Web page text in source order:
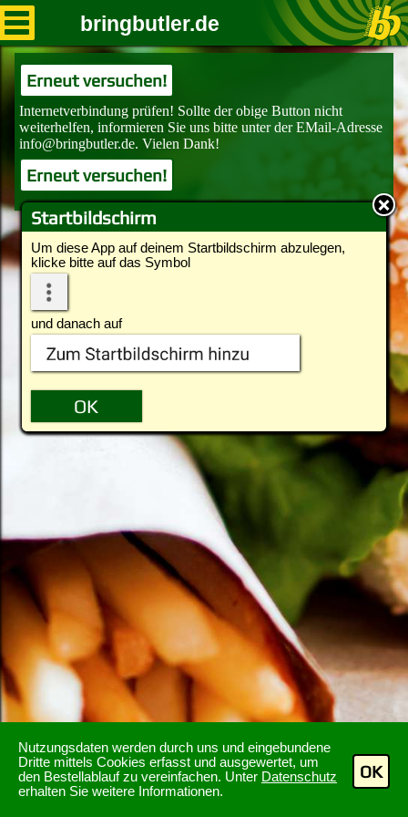
Nutzungsdaten werden durch uns und eingebundene
Dritte mittels Cookies erfasst und ausgewertet, um
den Bestellablauf zu vereinfachen. Unter Datenschutz
erhalten Sie weitere Informationen.
OK
Startbildschirm
Um diese App auf deinem Startbildschirm abzulegen,
klicke bitte auf das Symbol
und danach auf
bringbutler.de
Erneut versuchen!
Erneut versuchen!